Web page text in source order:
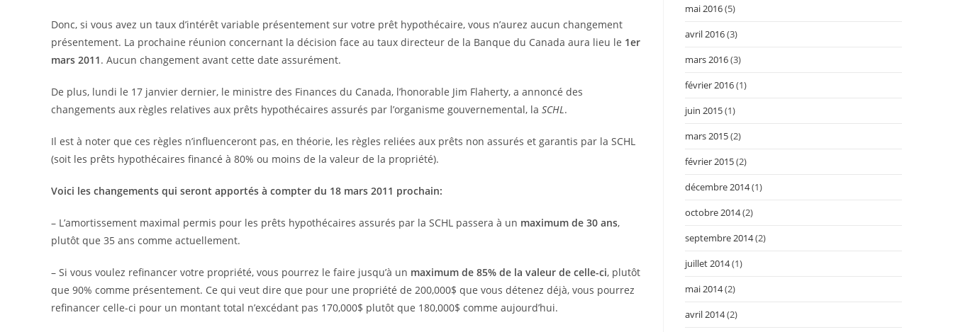
Donc, si vous avez un taux d’intérêt variable présentement sur votre prêt hypothécaire, vous n’aurez aucun changement
présentement. La prochaine réunion concernant la décision face au taux directeur de la Banque du Canada aura lieu le 1er
mars 2011. Aucun changement avant cette date assurément.
De plus, lundi le 17 janvier dernier, le ministre des Finances du Canada, l’honorable Jim Flaherty, a annoncé des
changements aux règles relatives aux prêts hypothécaires assurés par l’organisme gouvernemental, la SCHL.
Il est à noter que ces règles n’influenceront pas, en théorie, les règles reliées aux prêts non assurés et garantis par la SCHL
(soit les prêts hypothécaires financé à 80% ou moins de la valeur de la propriété).
Voici les changements qui seront apportés à compter du 18 mars 2011 prochain:
– L’amortissement maximal permis pour les prêts hypothécaires assurés par la SCHL passera à un maximum de 30 ans,
plutôt que 35 ans comme actuellement.
– Si vous voulez refinancer votre propriété, vous pourrez le faire jusqu’à un maximum de 85% de la valeur de celle-ci, plutôt
que 90% comme présentement. Ce qui veut dire que pour une propriété de 200,000$ que vous détenez déjà, vous pourrez
refinancer celle-ci pour un montant total n’excédant pas 170,000$ plutôt que 180,000$ comme aujourd’hui.
mai 2016(5)
avril 2016(3)
mars 2016(3)
février 2016(1)
juin 2015(1)
mars 2015(2)
février 2015(2)
décembre 2014(1)
octobre 2014(2)
septembre 2014(2)
juillet 2014(1)
mai 2014(2)
avril 2014(2)